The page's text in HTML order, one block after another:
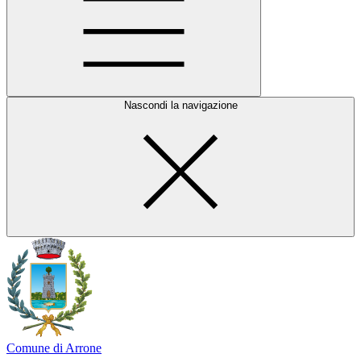
Nascondi la navigazione
Comune di Arrone